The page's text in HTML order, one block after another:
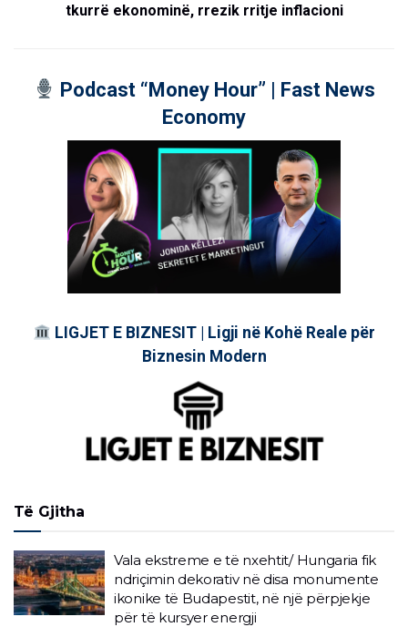
tkurrë ekonominë, rrezik rritje inflacioni
Podcast “Money Hour” | Fast News
Economy
LIGJET E BIZNESIT | Ligji në Kohë Reale për
Biznesin Modern
Të Gjitha
Vala ekstreme e të nxehtit/ Hungaria fik
ndriçimin dekorativ në disa monumente
ikonike të Budapestit, në një përpjekje
për të kursyer energji